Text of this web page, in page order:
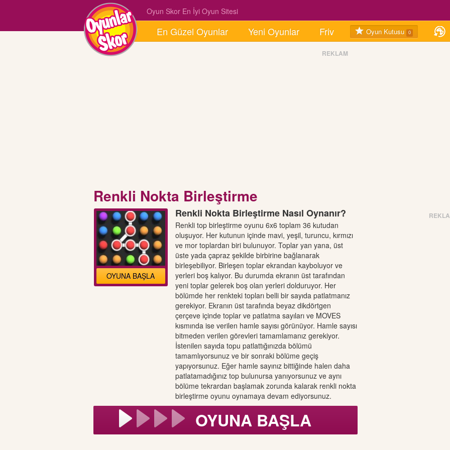
En Güzel Oyunlar Yeni Oyunlar Friv Oyun Kutusu 0
Oyun Skor En İyi Oyun Sitesi
REKLAM
Renkli Nokta Birleştirme
OYUNA BAŞLA
Renkli Nokta Birleştirme Nasıl Oynanır?
Renkli top birleştirme oyunu 6x6 toplam 36 kutudan
oluşuyor. Her kutunun içinde mavi, yeşil, turuncu, kırmızı
ve mor toplardan biri bulunuyor. Toplar yan yana, üst
üste yada çapraz şekilde birbirine bağlanarak
birleşebiliyor. Birleşen toplar ekrandan kayboluyor ve
yerleri boş kalıyor. Bu durumda ekranın üst tarafından
yeni toplar gelerek boş olan yerleri dolduruyor. Her
bölümde her renkteki topları belli bir sayıda patlatmanız
gerekiyor. Ekranın üst tarafında beyaz dikdörtgen
çerçeve içinde toplar ve patlatma sayıları ve MOVES
kısmında ise verilen hamle sayısı görünüyor. Hamle sayısı
bitmeden verilen görevleri tamamlamanız gerekiyor.
İstenilen sayıda topu patlattığınızda bölümü
tamamlıyorsunuz ve bir sonraki bölüme geçiş
yapıyorsunuz. Eğer hamle sayınız bittiğinde halen daha
patlatamadığınız top bulunursa yanıyorsunuz ve aynı
bölüme tekrardan başlamak zorunda kalarak renkli nokta
birleştirme oyunu oynamaya devam ediyorsunuz.
OYUNA BAŞLA